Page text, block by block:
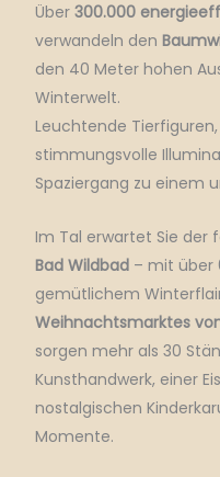
Über 300.000
verwandeln den
den 40 Meter hohen
Winterwelt.
Leuchtende
stimmungsvolle
Spaziergang zu einem
Im Tal erwartet Sie der
Bad Wildbad– mit über
gemütlichem
Weihnachtsmarktes
sorgen mehr als 30
Kunsthandwerk, einer
nostalgischen
Momente.